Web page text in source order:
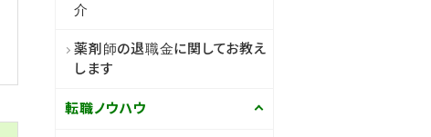
介
薬剤師の退職金に関してお教え
します
転職ノウハウ